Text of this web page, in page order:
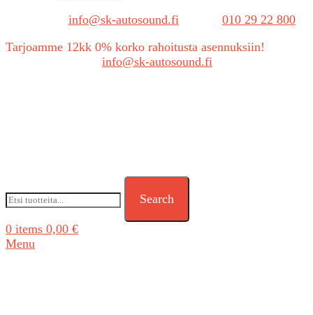
info@sk-autosound.fi
010 29 22 800
Tarjoamme 12kk 0% korko rahoitusta asennuksiin!
info@sk-autosound.fi
Search
0 items 0,00 €
Menu